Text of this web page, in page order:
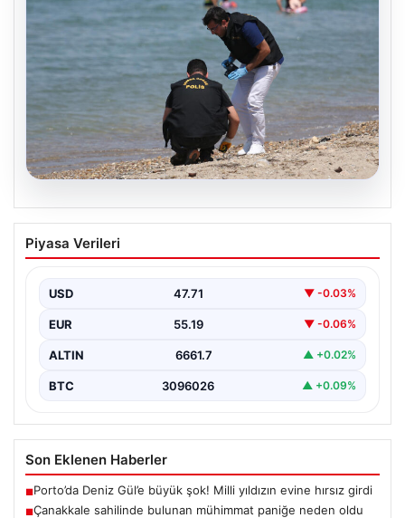
Çanakkale sahilinde bulunan mühimmat
paniğe neden oldu
halka açık plajda deniz kıyısında metal bir cisim fark…
Piyasa Verileri
USD 47.71 ▼ -0.03%
EUR 55.19 ▼ -0.06%
ALTIN 6661.7 ▲ +0.02%
BTC 3096026 ▲ +0.09%
Son Eklenen Haberler
■Porto’da Deniz Gül’e büyük şok! Milli yıldızın evine hırsız girdi
■Çanakkale sahilinde bulunan mühimmat paniğe neden oldu